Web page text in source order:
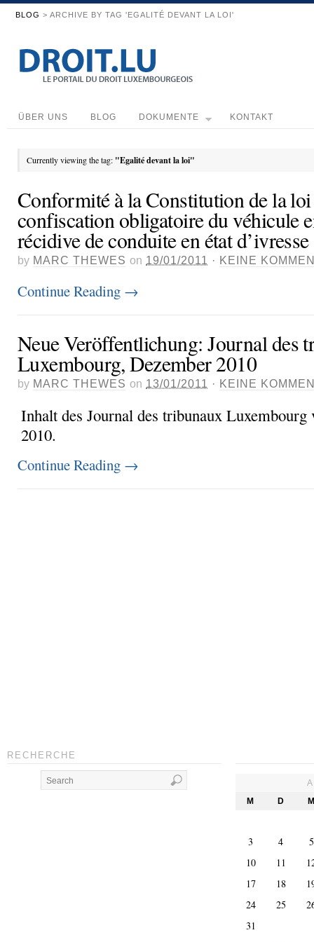
BLOG > ARCHIVE BY TAG 'EGALITÉ DEVANT LA LOI'
ÜBER UNS BLOG DOKUMENTE KONTAKT
Currently viewing the tag: "Egalité devant la loi"
Conformité à la Constitution de la
confiscation obligatoire du véhicule
récidive de conduite en état d’ivresse
by MARC THEWES on 19/01/2011 · KEINE
Continue Reading →
Neue Veröffentlichung: Journal des
Luxembourg, Dezember 2010
by MARC THEWES on 13/01/2011 · KEINE
Inhalt des Journal des tribunaux Luxembourg
2010.
Continue Reading →
RECHERCHE
M
D
3 4
5
10
11
17
18
24
25
31